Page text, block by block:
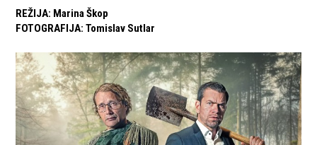
REŽIJA: Marina Škop
FOTOGRAFIJA: Tomislav Sutlar